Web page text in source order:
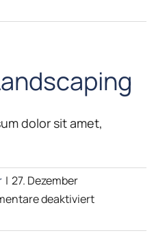
Trees
dolor sit amet,
| 27. Dezember
deaktiviertfür
Landscaping